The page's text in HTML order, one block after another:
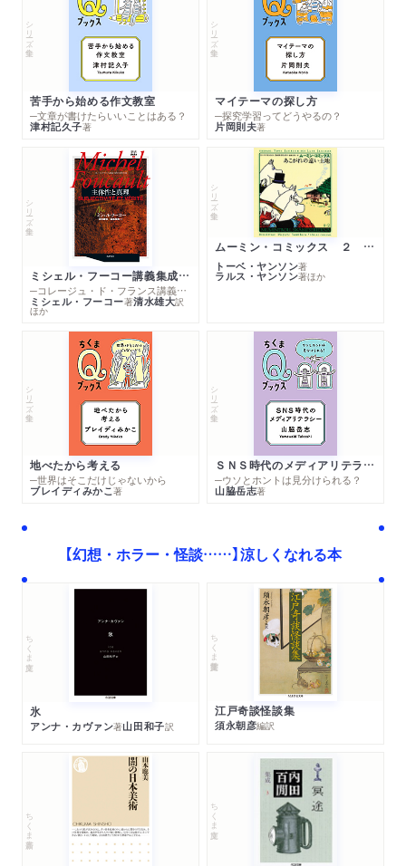
シリーズ・全集
苦手から始める作文教室
─文章が書けたらいいことはある？
津村記久子著
シリーズ・全集
マイテーマの探し方
─探究学習ってどうやるの？
片岡則夫著
シリーズ・全集
ミシェル・フーコー講義集成１０ 主体性と真理
─コレージュ・ド・フランス講義１９８０－１９８１年度
ミシェル・フーコー著清水雄大訳
ほか
シリーズ・全集
ムーミン・コミックス ２ あこがれの遠い土地
トーベ・ヤンソン著
ラルス・ヤンソン著ほか
シリーズ・全集
地べたから考える
─世界はそこだけじゃないから
ブレイディみかこ著
シリーズ・全集
ＳＮＳ時代のメディアリテラシー
─ウソとホントは見分けられる？
山脇岳志著
【幻想・ホラー・怪談……】涼しくなれる本
ちくま文庫
氷
アンナ・カヴァン著山田和子訳
ちくま学芸文庫
江戸奇談怪談集
須永朝彦編訳
ちくま新書 ちくま文庫